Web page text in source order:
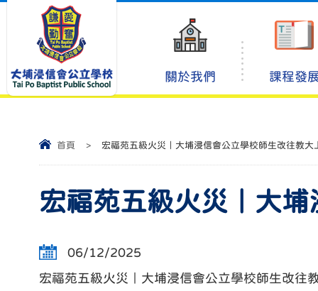
關於我們 課程發
首頁 > 宏福苑五級火災｜大埔浸信會公立學校師生改往教大
宏福苑五級火災｜大
06/12/2025
宏福苑五級火災｜大埔浸信會公立學校師生改